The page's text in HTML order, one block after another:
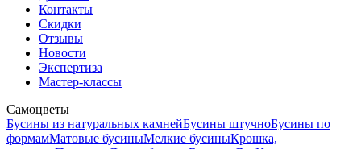
Контакты
Скидки
Отзывы
Новости
Экспертиза
Мастер-классы
Самоцветы
Бусины из натуральных камнейБусины штучноБусины по
формамМатовые бусиныМелкие бусиныКрошка,